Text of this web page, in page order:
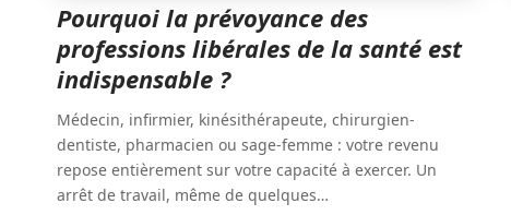
Pourquoi la prévoyance des
professions libérales de la santé est
indispensable ?
Médecin, infirmier, kinésithérapeute, chirurgien-
dentiste, pharmacien ou sage-femme : votre revenu
repose entièrement sur votre capacité à exercer. Un
arrêt de travail, même de quelques…